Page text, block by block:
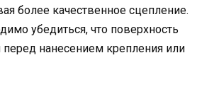
более качественное сцепление.
убедиться, что поверхность
перед нанесением крепления или